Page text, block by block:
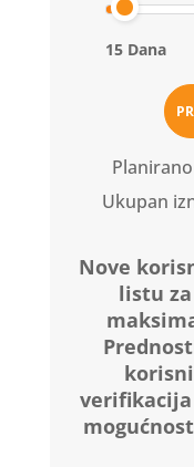
15 Dana
Ukupan
Nove
listu za